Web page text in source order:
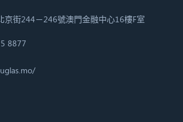
京街244－246號澳門金融中心16樓F室
8877